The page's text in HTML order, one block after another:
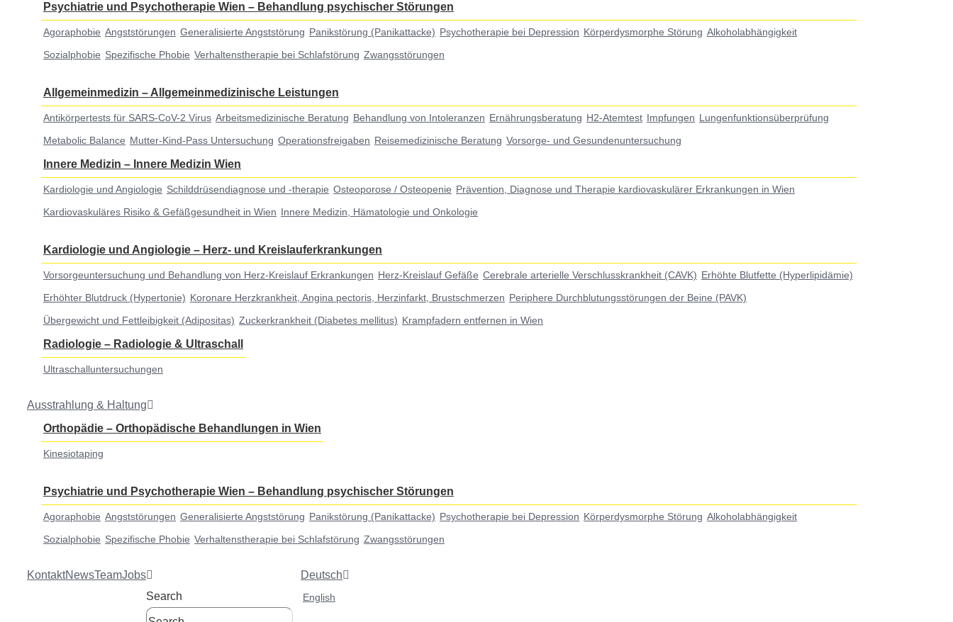
Psychiatrie und Psychotherapie Wien – Behandlung psychischer Störungen
Agoraphobie Angststörungen Generalisierte Angststörung Panikstörung (Panikattacke) Psychotherapie bei Depression Körperdysmorphe Störung Alkoholabhängigkeit
Sozialphobie Spezifische Phobie Verhaltenstherapie bei Schlafstörung Zwangsstörungen
Allgemeinmedizin – Allgemeinmedizinische Leistungen
Antikörpertests für SARS-CoV-2 Virus Arbeitsmedizinische Beratung Behandlung von Intoleranzen Ernährungsberatung H2-Atemtest Impfungen Lungenfunktionsüberprüfung
Metabolic Balance Mutter-Kind-Pass Untersuchung Operationsfreigaben Reisemedizinische Beratung Vorsorge- und Gesundenuntersuchung
Innere Medizin – Innere Medizin Wien
Kardiologie und Angiologie Schilddrüsendiagnose und -therapie Osteoporose / Osteopenie Prävention, Diagnose und Therapie kardiovaskulärer Erkrankungen in Wien
Kardiovaskuläres Risiko & Gefäßgesundheit in Wien Innere Medizin, Hämatologie und Onkologie
Kardiologie und Angiologie – Herz- und Kreislauferkrankungen
Vorsorgeuntersuchung und Behandlung von Herz-Kreislauf Erkrankungen Herz-Kreislauf Gefäße Cerebrale arterielle Verschlusskrankheit (CAVK) Erhöhte Blutfette (Hyperlipidämie)
Erhöhter Blutdruck (Hypertonie) Koronare Herzkrankheit, Angina pectoris, Herzinfarkt, Brustschmerzen Periphere Durchblutungsstörungen der Beine (PAVK)
Übergewicht und Fettleibigkeit (Adipositas) Zuckerkrankheit (Diabetes mellitus) Krampfadern entfernen in Wien
Radiologie – Radiologie & Ultraschall
Ultraschalluntersuchungen
Ausstrahlung & Haltung
Orthopädie – Orthopädische Behandlungen in Wien
Kinesiotaping
Psychiatrie und Psychotherapie Wien – Behandlung psychischer Störungen
Agoraphobie Angststörungen Generalisierte Angststörung Panikstörung (Panikattacke) Psychotherapie bei Depression Körperdysmorphe Störung Alkoholabhängigkeit
Sozialphobie Spezifische Phobie Verhaltenstherapie bei Schlafstörung Zwangsstörungen
KontaktNewsTeamJobs
Search
Deutsch
English